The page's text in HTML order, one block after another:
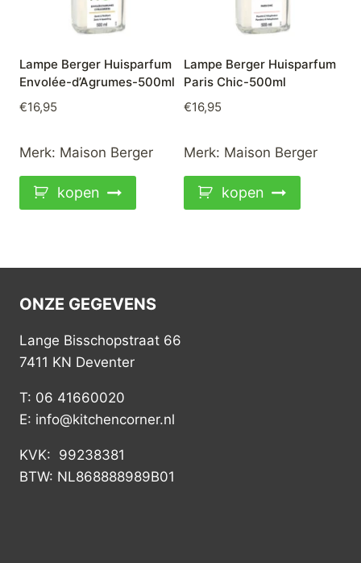
Lampe Berger Huisparfum
Envolée-d’Agrumes-500ml
€16,95
Merk: Maison Berger
kopen
Lampe Berger Huisparfum
Paris Chic-500ml
€16,95
Merk: Maison Berger
kopen
ONZE GEGEVENS
Lange Bisschopstraat 66
7411 KN Deventer
T: 06 41660020
E: info@kitchencorner.nl
KVK: 99238381
BTW: NL868888989B01